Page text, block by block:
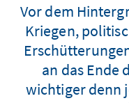
Vor dem
Kriegen,
an das Ende
wichtiger denn